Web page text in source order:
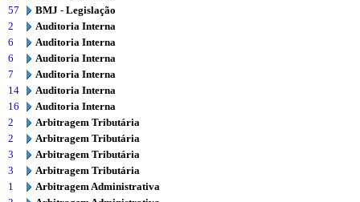
57
BMJ - Legislação
2
Auditoria Interna
6
Auditoria Interna
6
Auditoria Interna
7
Auditoria Interna
14
Auditoria Interna
16
Auditoria Interna
2
Arbitragem Tributária
2
Arbitragem Tributária
3
Arbitragem Tributária
3
Arbitragem Tributária
1
Arbitragem Administrativa